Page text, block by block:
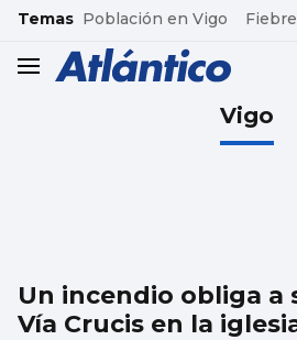
common.go-to-content
Temas Población en Vigo
header.menu.open
Vigo
Un incendio obliga a
Vía Crucis en la